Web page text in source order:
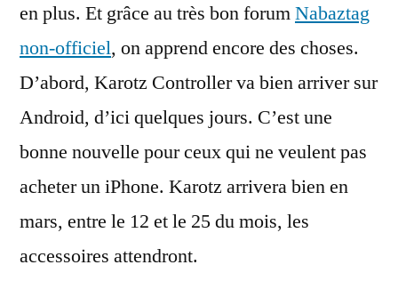
Android
en plus. Et grâce au très bon forumNabaztag
non-officiel, on apprend encore des choses.
D’abord, Karotz Controller va bien arriver sur
Android, d’ici quelques jours. C’est une
bonne nouvelle pour ceux qui ne veulent pas
acheter un iPhone. Karotz arrivera bien en
mars, entre le 12 et le 25 du mois, les
accessoires attendront.